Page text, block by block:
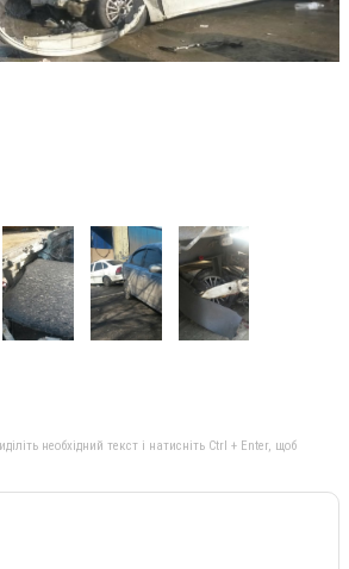
необхідний текст і натисніть Ctrl + Enter, щоб